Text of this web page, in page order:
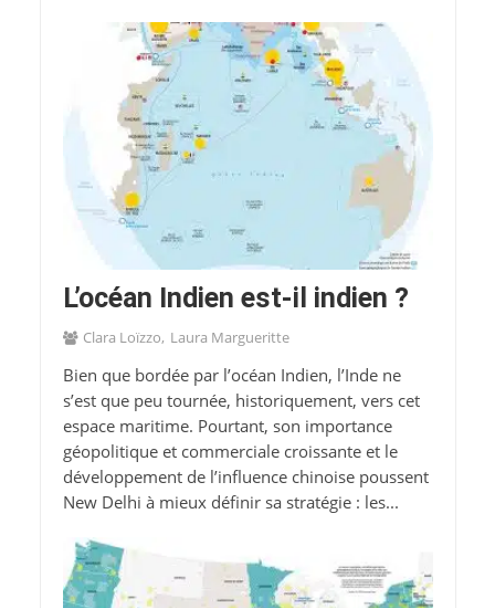
L’océan Indien est-il indien ?
Clara Loïzzo Laura Margueritte
Bien que bordée par l’océan Indien, l’Inde ne
s’est que peu tournée, historiquement, vers cet
espace maritime. Pourtant, son importance
géopolitique et commerciale croissante et le
développement de l’influence chinoise poussent
New Delhi à mieux définir sa stratégie : les...